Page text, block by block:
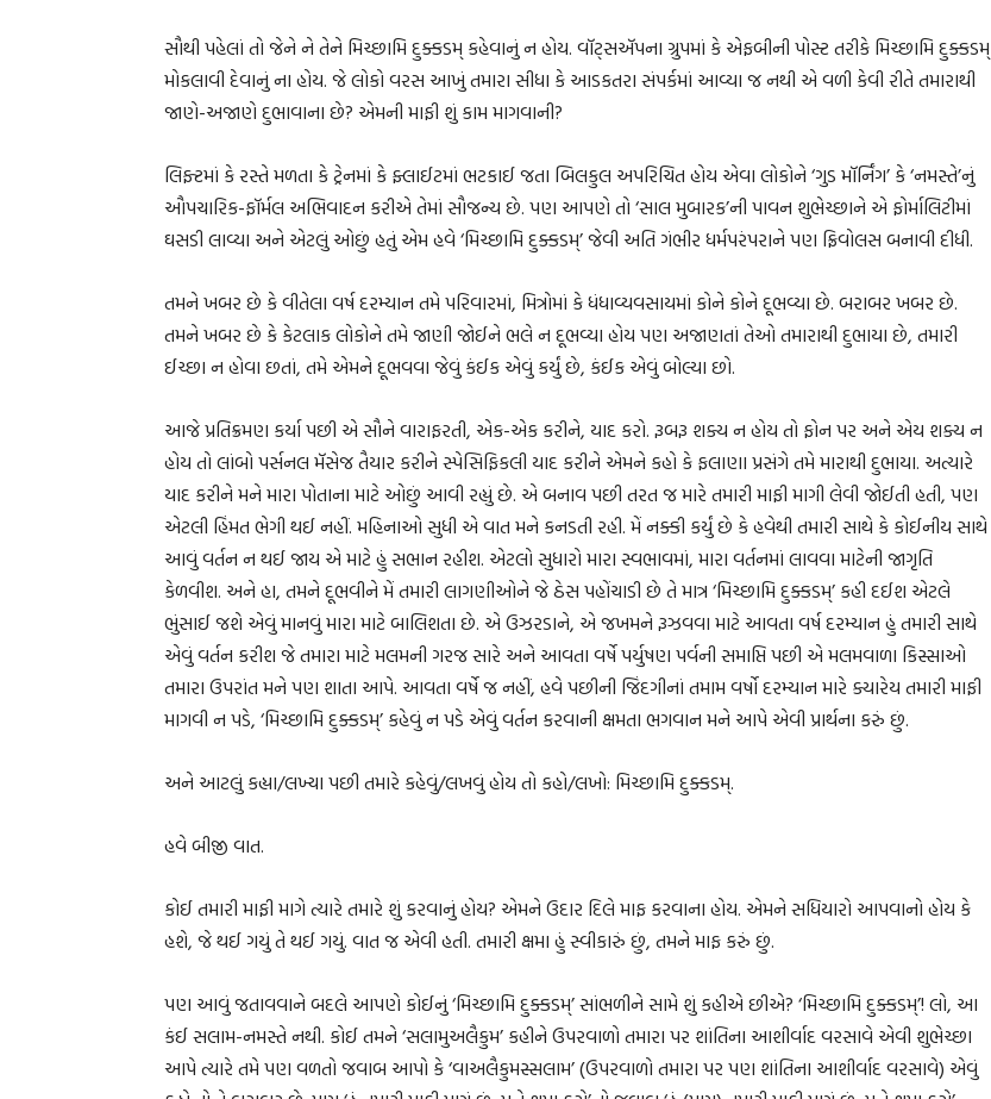
સૌથી પહેલાં તો જેને ને તેને મિચ્છામિ દુક્કડમ્ કહેવાનું ન હોય. વૉટ્સઍપના ગ્રુપમાં કે એફબીની પોસ્ટ તરીકે મિચ્છામિ દુક્કડમ્
મોકલાવી દેવાનું ના હોય. જે લોકો વરસ આખું તમારા સીધા કે આડકતરા સંપર્કમાં આવ્યા જ નથી એ વળી કેવી રીતે તમારાથી
જાણે-અજાણે દુભાવાના છે? એમની માફી શું કામ માગવાની?
લિફ્ટમાં કે રસ્તે મળતા કે ટ્રેનમાં કે ફ્લાઈટમાં ભટકાઈ જતા બિલકુલ અપરિચિત હોય એવા લોકોને ‘ગુડ મૉર્નિંગ’ કે ‘નમસ્તે’નું
ઔપચારિક-ફૉર્મલ અભિવાદન કરીએ તેમાં સૌજન્ય છે. પણ આપણે તો ‘સાલ મુબારક’ની પાવન શુભેચ્છાને એ ફોર્માલિટીમાં
ઘસડી લાવ્યા અને એટલું ઓછું હતું એમ હવે ‘મિચ્છામિ દુક્કડમ્’ જેવી અતિ ગંભીર ધર્મપરંપરાને પણ ફ્રિવોલસ બનાવી દીધી.
તમને ખબર છે કે વીતેલા વર્ષ દરમ્યાન તમે પરિવારમાં, મિત્રોમાં કે ધંધાવ્યવસાયમાં કોને કોને દૂભવ્યા છે. બરાબર ખબર છે.
તમને ખબર છે કે કેટલાક લોકોને તમે જાણી જોઈને ભલે ન દૂભવ્યા હોય પણ અજાણતાં તેઓ તમારાથી દુભાયા છે, તમારી
ઈચ્છા ન હોવા છતાં, તમે એમને દૂભવવા જેવું કંઈક એવું કર્યું છે, કંઈક એવું બોલ્યા છો.
આજે પ્રતિક્રમણ કર્યા પછી એ સૌને વારાફરતી, એક-એક કરીને, યાદ કરો. રૂબરૂ શક્ય ન હોય તો ફોન પર અને એય શક્ય ન
હોય તો લાંબો પર્સનલ મૅસેજ તૈયાર કરીને સ્પેસિફિકલી યાદ કરીને એમને કહો કે ફલાણા પ્રસંગે તમે મારાથી દુભાયા. અત્યારે
યાદ કરીને મને મારા પોતાના માટે ઓછું આવી રહ્યું છે. એ બનાવ પછી તરત જ મારે તમારી માફી માગી લેવી જોઈતી હતી, પણ
એટલી હિંમત ભેગી થઈ નહીં. મહિનાઓ સુધી એ વાત મને કનડતી રહી. મેં નક્કી કર્યું છે કે હવેથી તમારી સાથે કે કોઈનીય સાથે
આવું વર્તન ન થઈ જાય એ માટે હું સભાન રહીશ. એટલો સુધારો મારા સ્વભાવમાં, મારા વર્તનમાં લાવવા માટેની જાગૃતિ
કેળવીશ. અને હા, તમને દૂભવીને મેં તમારી લાગણીઓને જે ઠેસ પહોંચાડી છે તે માત્ર ‘મિચ્છામિ દુક્કડમ્’ કહી દઈશ એટલે
ભુંસાઈ જશે એવું માનવું મારા માટે બાલિશતા છે. એ ઉઝરડાને, એ જખમને રૂઝવવા માટે આવતા વર્ષ દરમ્યાન હું તમારી સાથે
એવું વર્તન કરીશ જે તમારા માટે મલમની ગરજ સારે અને આવતા વર્ષે પર્યુષણ પર્વની સમાપ્તિ પછી એ મલમવાળા કિસ્સાઓ
તમારા ઉપરાંત મને પણ શાતા આપે. આવતા વર્ષે જ નહીં, હવે પછીની જિંદગીનાં તમામ વર્ષો દરમ્યાન મારે ક્યારેય તમારી માફી
માગવી ન પડે, ‘મિચ્છામિ દુક્કડમ્’ કહેવું ન પડે એવું વર્તન કરવાની ક્ષમતા ભગવાન મને આપે એવી પ્રાર્થના કરું છું.
અને આટલું કહ્યા/લખ્યા પછી તમારે કહેવું/લખવું હોય તો કહો/લખો: મિચ્છામિ દુક્કડમ્.
હવે બીજી વાત.
કોઈ તમારી માફી માગે ત્યારે તમારે શું કરવાનું હોય? એમને ઉદાર દિલે માફ કરવાના હોય. એમને સધિયારો આપવાનો હોય કે
હશે, જે થઈ ગયું તે થઈ ગયું. વાત જ એવી હતી. તમારી ક્ષમા હું સ્વીકારું છું, તમને માફ કરું છું.
પણ આવું જતાવવાને બદલે આપણે કોઈનું ‘મિચ્છામિ દુક્કડમ્’ સાંભળીને સામે શું કહીએ છીએ? ‘મિચ્છામિ દુક્કડમ્’! લો, આ
કંઈ સલામ-નમસ્તે નથી. કોઈ તમને ‘સલામુઅલૈકુમ’ કહીને ઉપરવાળો તમારા પર શાંતિના આશીર્વાદ વરસાવે એવી શુભેચ્છા
આપે ત્યારે તમે પણ વળતો જવાબ આપો કે ‘વાઅલૈકુમસ્સલામ’ (ઉપરવાળો તમારા પર પણ શાંતિના આશીર્વાદ વરસાવે) એવું